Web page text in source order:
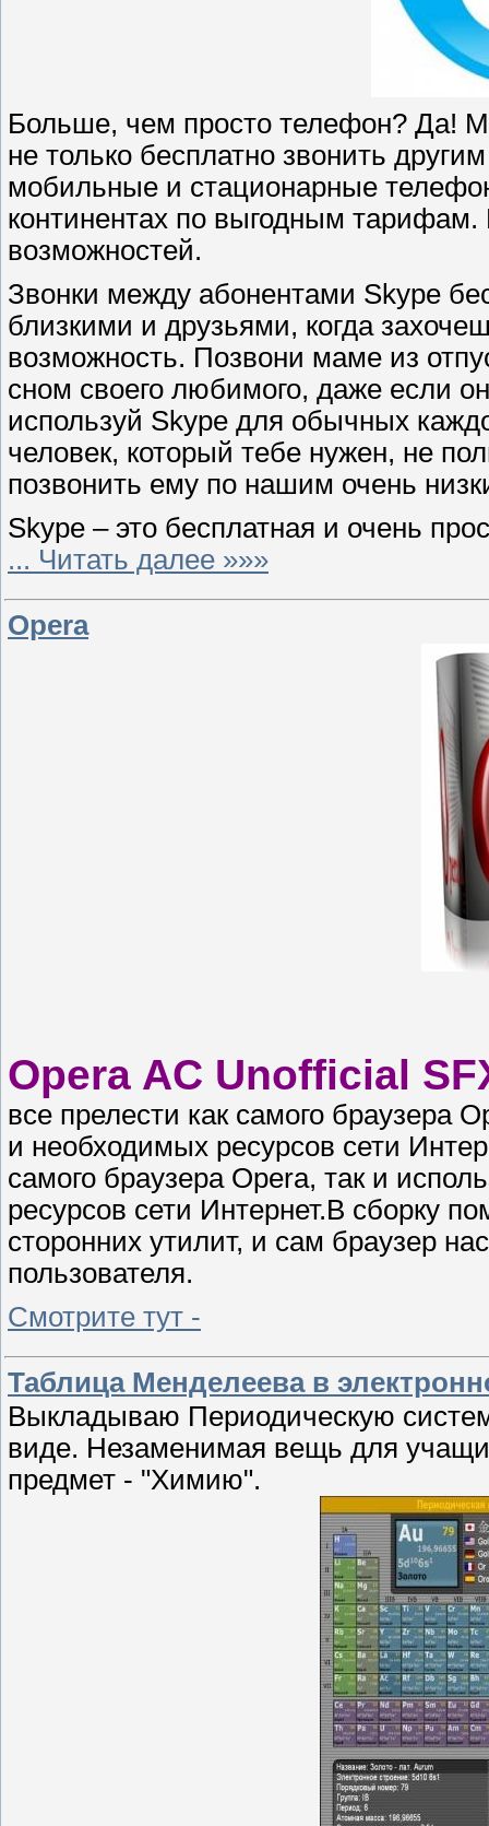
Больше, чем просто телефон? Да!
не только бесплатно звонить
мобильные и стационарные
континентах по выгодным тарифам.
возможностей.
Звонки между абонентами Skype
близкими и друзьями, когда
возможность. Позвони маме из
сном своего любимого, даже если
используй Skype для обычных
человек, который тебе нужен, не
позвонить ему по нашим очень
Skype – это бесплатная и очень
... Читать далее »»»
Opera
Opera AC Unofficial
все прелести как самого браузера
и необходимых ресурсов сети
самого браузера Opera, так и
ресурсов сети Интернет.В сборку
сторонних утилит, и сам браузер
пользователя.
Смотрите тут -
Таблица Менделеева в
Выкладываю Периодическую
виде. Незаменимая вещь для
предмет - "Химию".